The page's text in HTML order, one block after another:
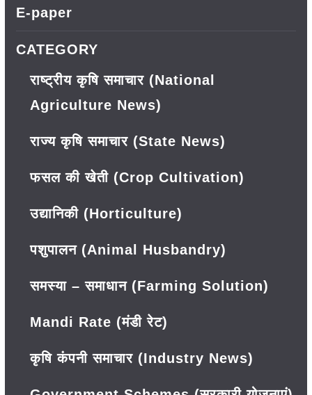
E-paper
CATEGORY
राष्ट्रीय कृषि समाचार (National
Agriculture News)
राज्य कृषि समाचार (State News)
फसल की खेती (Crop Cultivation)
उद्यानिकी (Horticulture)
पशुपालन (Animal Husbandry)
समस्या – समाधान (Farming Solution)
Mandi Rate (मंडी रेट)
कृषि कंपनी समाचार (Industry News)